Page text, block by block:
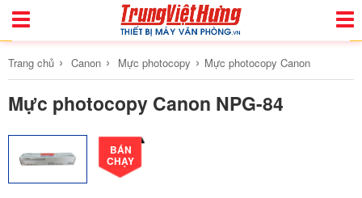
Toggle
Trang chủ › Canon › Mực photocopy › Mực photocopy Canon
Mực photocopy Canon NPG-84
BÁN
CHẠY